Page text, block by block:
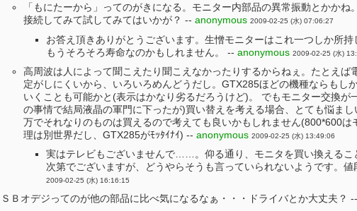
「もにたーから」ってのがきになる。モニター内部品の異常振動とかか
接続してみて試してみてはいかが？ -- anonymous 2009-02-25 (水) 07:06:27
お答え頂きありがとうございます。生憎モニターはこれ一つしか所
もうそろそろ寿命なのかもしれません。 -- anonymous 2009-02-25 (水)
高周波は人によって聞こえたり聞こえなかったりするからねぇ。たとえ
定がしにくいから、いろいろめんどうだし。GTX285ほどの機種ならも
いくことも可能かと(表示はかなり劣るだろうけど)。 でもモニター交換
の事情で結局液晶の軍門に下ったが)買い替えを考える場合、とても悩ま
万でそれなりのものは買えるので考えても良いかもしれません(800*600
理は別世界だし、GTX285がﾓｯﾀｲﾅｲ) -- anonymous 2009-02-25 (水) 13:49:06
実はテレビもございませんで……。仰る通り、モニタを買い換える
次第でございますが、どうやらそうも言っていられないようです。
2009-02-25 (水) 16:16:15
ＳＢオデジってのが他の部品に比べ気になるなぁ・・・ドライバとか大丈夫？ --